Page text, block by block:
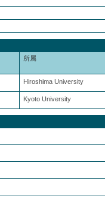
所属
Hiroshima University
Kyoto University